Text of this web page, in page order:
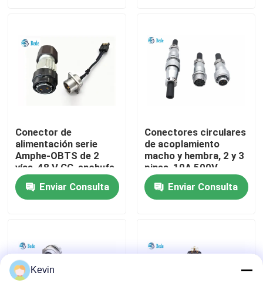
recorrido por la fábrica
Control de calidad
Contacta con nosotros
Noticias
El blog
Conector de aviación GX
Conector de
alimentación serie
Amphe-OBTS de 2
vías, 48 V CC, enchufe
C10-730511-Z2S /
Z2P para torre de
telefonía móvil
Enviar Consulta
Conectores circulares
de acoplamiento
macho y hembra, 2 y 3
pines, 10A 500V
Enviar Consulta
Kevin